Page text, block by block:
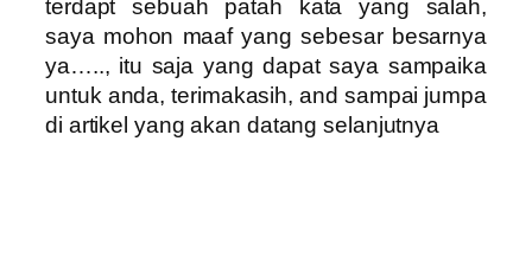
terdapt sebuah patah kata yang salah,
saya mohon maaf yang sebesar besarnya
ya….., itu saja yang dapat saya sampaika
untuk anda, terimakasih, and sampai jumpa
di artikel yang akan datang selanjutnya